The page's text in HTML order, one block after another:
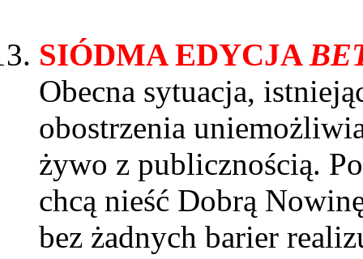
SIÓDMA EDYCJA
Obecna sytuacja,
obostrzenia
żywo z publicznością.
chcą nieść Dobrą
bez żadnych barier